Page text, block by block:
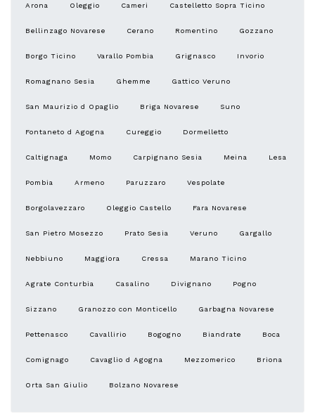
Arona Oleggio Cameri Castelletto Sopra Ticino
Bellinzago Novarese Cerano Romentino Gozzano
Borgo Ticino Varallo Pombia Grignasco Invorio
Romagnano Sesia Ghemme Gattico Veruno
San Maurizio d Opaglio Briga Novarese Suno
Fontaneto d Agogna Cureggio Dormelletto
Caltignaga Momo Carpignano Sesia Meina Lesa
Pombia Armeno Paruzzaro Vespolate
Borgolavezzaro Oleggio Castello Fara Novarese
San Pietro Mosezzo Prato Sesia Veruno Gargallo
Nebbiuno Maggiora Cressa Marano Ticino
Agrate Conturbia Casalino Divignano Pogno
Sizzano Granozzo con Monticello Garbagna Novarese
Pettenasco Cavallirio Bogogno Biandrate Boca
Comignago Cavaglio d Agogna Mezzomerico Briona
Orta San Giulio Bolzano Novarese